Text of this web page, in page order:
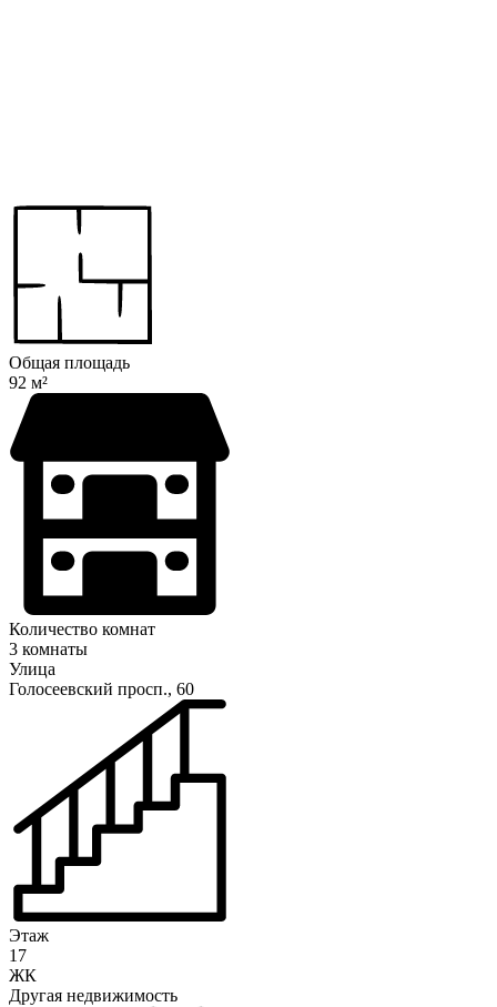
Общая площадь
92 м²
Количество комнат
3 комнаты
Улица
Голосеевский просп., 60
Этаж
17
ЖК
Другая недвижимость